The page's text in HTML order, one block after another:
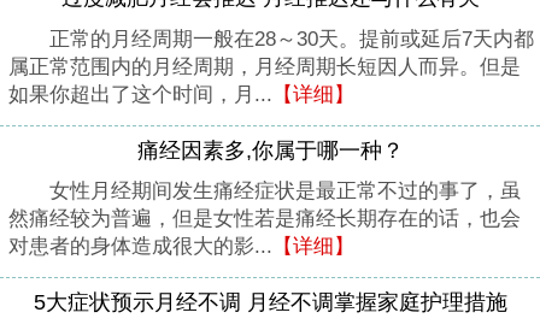
正常的月经周期一般在28～30天。提前或延后7天内都
属正常范围内的月经周期，月经周期长短因人而异。但是
如果你超出了这个时间，月... 【详细】
痛经因素多,你属于哪一种？
女性月经期间发生痛经症状是最正常不过的事了，虽
然痛经较为普遍，但是女性若是痛经长期存在的话，也会
对患者的身体造成很大的影... 【详细】
5大症状预示月经不调 月经不调掌握家庭护理措施